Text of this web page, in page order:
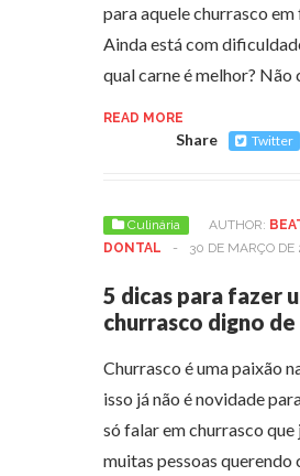
para aquele churrasco em
Ainda está com
qual carne é melhor? Não
READ MORE
Share Twitter
Culinária AUTHOR:
DONTAL
- 30 DE MARÇO DE
5 dicas para fazer
churrasco digno
Churrasco é uma paixão
isso já não é novidade
só falar em churrasco que
muitas pessoas querendo